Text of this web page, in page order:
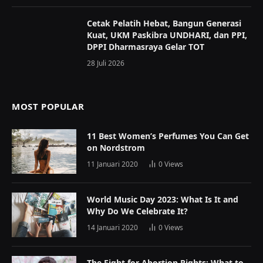
Cetak Pelatih Hebat, Bangun Generasi
Kuat, UKM Paskibra UNDHARI, dan PPI,
DPPI Dharmasraya Gelar TOT
28 Juli 2026
MOST POPULAR
11 Best Women’s Perfumes You Can Get
on Nordstrom
11 Januari 2020 0Views
World Music Day 2023: What Is It and
Why Do We Celebrate It?
14 Januari 2020 0Views